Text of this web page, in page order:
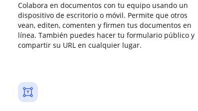
Colabora en documentos con tu equipo usando un
dispositivo de escritorio o móvil. Permite que otros
vean, editen, comenten y firmen tus documentos en
línea. También puedes hacer tu formulario público y
compartir su URL en cualquier lugar.